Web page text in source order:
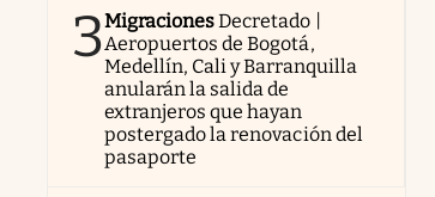
3MigracionesDecretado |
Aeropuertos de Bogotá,
Medellín, Cali y Barranquilla
anularán la salida de
extranjeros que hayan
postergado la renovación del
pasaporte